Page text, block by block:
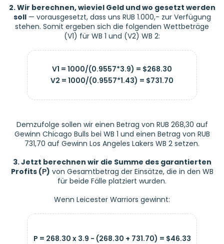
2. Wir berechnen, wieviel Geld und wo gesetzt werden
soll— vorausgesetzt, dass uns RUB 1.000,- zur Verfügung
stehen. Somit ergeben sich die folgenden Wettbeträge
(V1) für WB 1 und (V2) WB 2:
V1 = 1000/(0.9557*3.9) = $268.30
V2 = 1000/(0.9557*1.43) = $731.70
Demzufolge sollen wir einen Betrag von RUB 268,30 auf
Gewinn Chicago Bulls bei WB 1 und einen Betrag von RUB
731,70 auf Gewinn Los Angeles Lakers WB 2 setzen.
3. Jetzt berechnen wir die Summe des garantierten
Profits (Р) von Gesamtbetrag der Einsätze, die in den WB
für beide Fälle platziert wurden.
Wenn Leicester Warriors gewinnt:
P = 268.30 x 3.9 - (268.30 + 731.70) = $46.33